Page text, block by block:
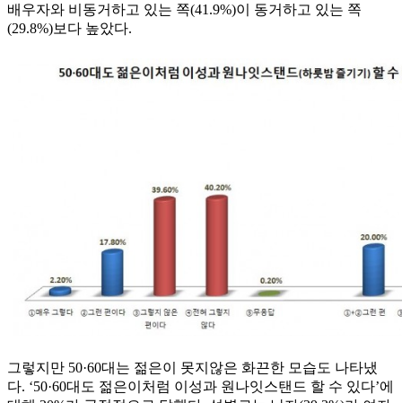
배우자와 비동거하고 있는 쪽(41.9%)이 동거하고 있는 쪽
(29.8%)보다 높았다.
그렇지만 50·60대는 젊은이 못지않은 화끈한 모습도 나타냈
다. ‘50·60대도 젊은이처럼 이성과 원나잇스탠드 할 수 있다’에